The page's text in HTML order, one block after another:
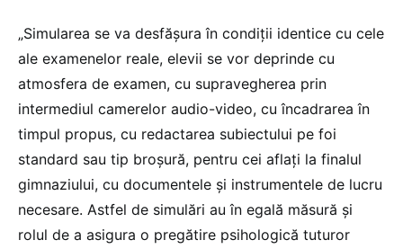
„Simularea se va desfăşura în condiţii identice cu cele
ale examenelor reale, elevii se vor deprinde cu
atmosfera de examen, cu supravegherea prin
intermediul camerelor audio-video, cu încadrarea în
timpul propus, cu redactarea subiectului pe foi
standard sau tip broşură, pentru cei aflaţi la finalul
gimnaziului, cu documentele şi instrumentele de lucru
necesare. Astfel de simulări au în egală măsură şi
rolul de a asigura o pregătire psihologică tuturor